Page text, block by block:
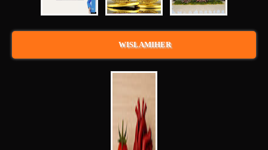
WISLAMIHER